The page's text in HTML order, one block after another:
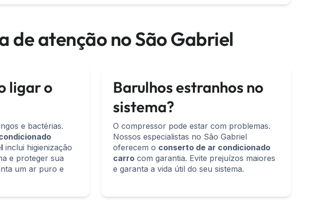
de atenção no São Gabriel
ligar o
e bactérias.
inclui higienização
e proteger sua
um ar puro e
Barulhos estranhos no
sistema?
O compressor pode estar com problemas.
Nossos especialistas no São Gabriel
oferecem o conserto de ar condicionado
carrocom garantia. Evite prejuízos maiores
e garanta a vida útil do seu sistema.